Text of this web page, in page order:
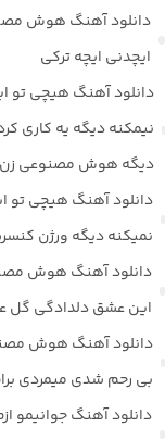
دانلود آهنگ هوش
ایچدنی ایچه ترکی
دانلود آهنگ هیچی تو
نیمکنه دیگه یه کاری
دیگه هوش مصنوعی زن
دانلود آهنگ هیچی تو
نمیکنه دیگه ورژن
دانلود آهنگ هوش
این عشق دلدادگی گل
دانلود آهنگ هوش
بی رحم شدی میمردی
دانلود آهنگ جوانیمو